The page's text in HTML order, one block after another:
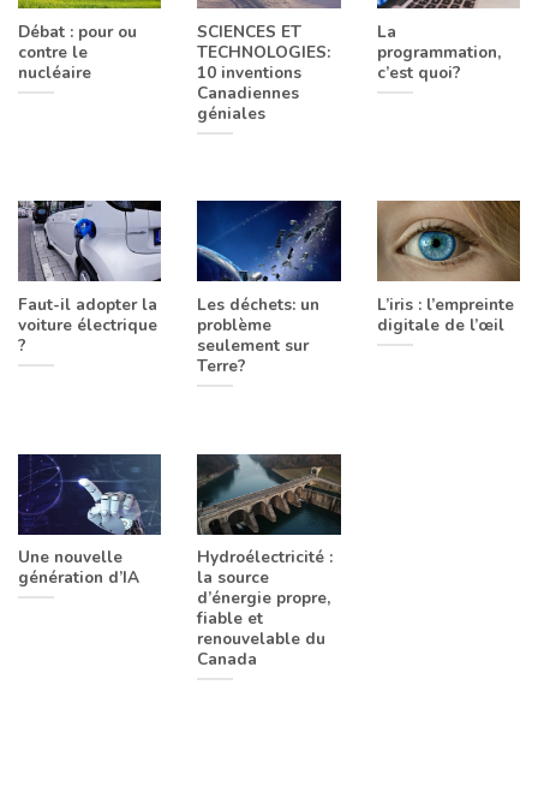
Débat : pour ou
contre le
nucléaire
SCIENCES ET
TECHNOLOGIES:
10 inventions
Canadiennes
géniales
La
programmation,
c’est quoi?
Faut-il adopter la
voiture électrique
?
Les déchets: un
problème
seulement sur
Terre?
L’iris : l’empreinte
digitale de l’œil
Une nouvelle
génération d’IA
Hydroélectricité :
la source
d’énergie propre,
fiable et
renouvelable du
Canada